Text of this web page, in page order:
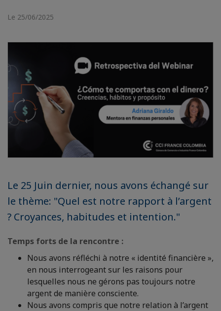
Le 25/06/2025
Le 25 Juin dernier, nous avons échangé sur
le thème: "Quel est notre rapport à l’argent
? Croyances, habitudes et intention."
Temps forts de la rencontre :
Nous avons réfléchi à notre « identité financière »,
en nous interrogeant sur les raisons pour
lesquelles nous ne gérons pas toujours notre
argent de manière consciente.
Nous avons compris que notre relation à l’argent